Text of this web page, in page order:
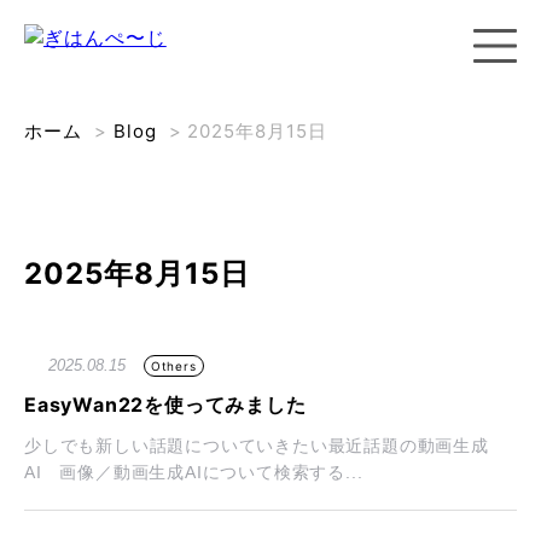
ホーム > Blog > 2025年8月15日
2025年8月15日
2025.08.15 Others
EasyWan22を使ってみました
少しでも新しい話題についていきたい最近話題の動画生成
AI 画像／動画生成AIについて検索する...